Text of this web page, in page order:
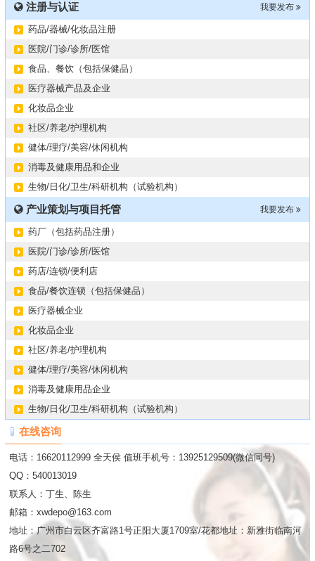
我要发布
注册与认证
药品/器械/化妆品注册
医院/门诊/诊所/医馆
食品、餐饮（包括保健品）
医疗器械产品及企业
化妆品企业
社区/养老/护理机构
健体/理疗/美容/休闲机构
消毒及健康用品和企业
生物/日化/卫生/科研机构（试验机构）
我要发布
产业策划与项目托管
药厂（包括药品注册）
医院/门诊/诊所/医馆
药店/连锁/便利店
食品/餐饮连锁（包括保健品）
医疗器械企业
化妆品企业
社区/养老/护理机构
健体/理疗/美容/休闲机构
消毒及健康用品企业
生物/日化/卫生/科研机构（试验机构）
在线咨询
电话：16620112999 全天侯 值班手机号：13925129509(微信同号)
QQ：540013019
联系人：丁生、陈生
邮箱：xwdepo@163.com
地址：广州市白云区齐富路1号正阳大厦1709室/花都地址：新雅街临南河
路6号之二702